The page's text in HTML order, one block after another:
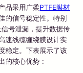
品采用广柔PTFE膜材
的信号稳定性。特别
号泄漏，提升数据传
速线缆缠绕膜设计实
稳定。下表展示了该
的核心优势：